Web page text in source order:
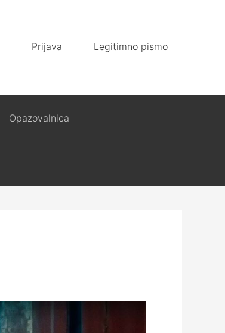
Prijava Legitimno pismo
Opazovalnica